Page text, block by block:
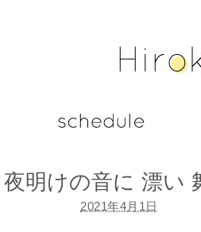
夜明けの音に 漂い
2021年4月1日